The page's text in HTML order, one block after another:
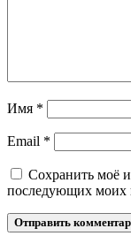
Имя *
Email *
Сохранить моё
последующих моих